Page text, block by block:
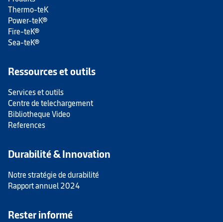
Thermo-teK
Power-teK®
Fire-teK®
Sea-teK®
Ressources et outils
Services et outils
Centre de telechargement
Bibliotheque Video
References
Durabilité & Innovation
Notre stratégie de durabilité
Rapport annuel 2024
Rester informé